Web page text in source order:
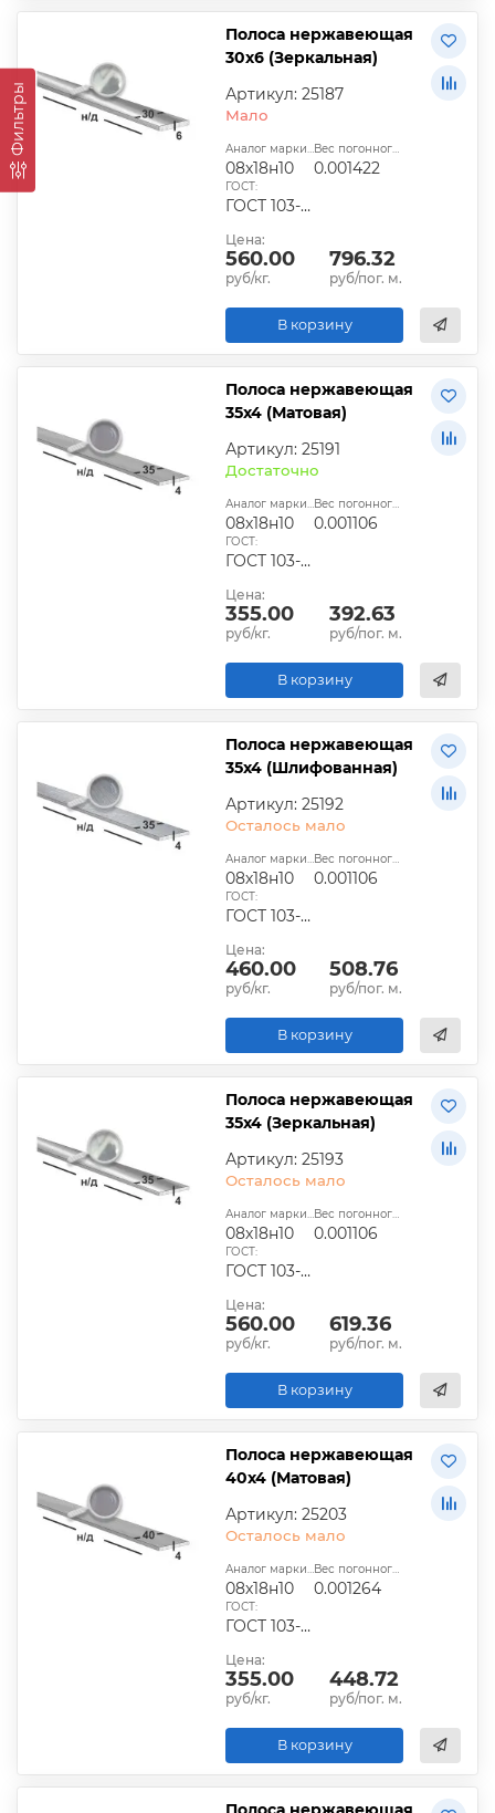
Фильтры
Полоса нержавеющая
30х6 (Зеркальная)
Артикул: 25187
Мало
Аналог марки стали:
08х18н10
Вес погонного метра, т.:
0.001422
ГОСТ:
ГОСТ 103-2006
Цена:
560.00
руб/кг.
796.32
руб/пог. м.
В корзину
Полоса нержавеющая
35х4 (Матовая)
Артикул: 25191
Достаточно
Аналог марки стали:
08х18н10
Вес погонного метра, т.:
0.001106
ГОСТ:
ГОСТ 103-2006
Цена:
355.00
руб/кг.
392.63
руб/пог. м.
В корзину
Полоса нержавеющая
35х4 (Шлифованная)
Артикул: 25192
Осталось мало
Аналог марки стали:
08х18н10
Вес погонного метра, т.:
0.001106
ГОСТ:
ГОСТ 103-2006
Цена:
460.00
руб/кг.
508.76
руб/пог. м.
В корзину
Полоса нержавеющая
35х4 (Зеркальная)
Артикул: 25193
Осталось мало
Аналог марки стали:
08х18н10
Вес погонного метра, т.:
0.001106
ГОСТ:
ГОСТ 103-2006
Цена:
560.00
руб/кг.
619.36
руб/пог. м.
В корзину
Полоса нержавеющая
40х4 (Матовая)
Артикул: 25203
Осталось мало
Аналог марки стали:
08х18н10
Вес погонного метра, т.:
0.001264
ГОСТ:
ГОСТ 103-2006
Цена:
355.00
руб/кг.
448.72
руб/пог. м.
В корзину